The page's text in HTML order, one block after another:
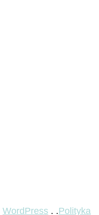
WordPress . .Polityka